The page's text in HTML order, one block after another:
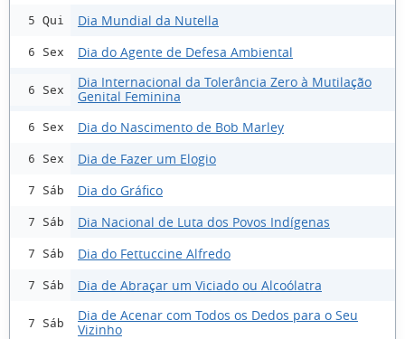
5 Qui Dia Mundial da Nutella
6 Sex Dia do Agente de Defesa Ambiental
6 Sex
Dia Internacional da Tolerância Zero à Mutilação
Genital Feminina
6 Sex Dia do Nascimento de Bob Marley
6 Sex Dia de Fazer um Elogio
7 Sáb Dia do Gráfico
7 Sáb Dia Nacional de Luta dos Povos Indígenas
7 Sáb Dia do Fettuccine Alfredo
7 Sáb Dia de Abraçar um Viciado ou Alcoólatra
7 Sáb
Dia de Acenar com Todos os Dedos para o Seu
Vizinho